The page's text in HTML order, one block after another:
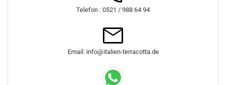
Telefon : 0521 / 988 64 94
Email: info@italien-terracotta.de